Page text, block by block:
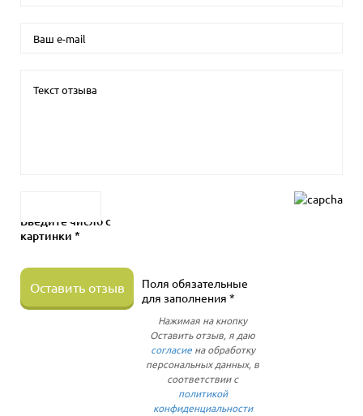
Введите число с
картинки *
Оставить отзыв
Поля обязательные
для заполнения *
Нажимая на кнопку
Оставить отзыв, я даю
согласиена обработку
персональных данных, в
соответствии с
политикой
конфиденциальности